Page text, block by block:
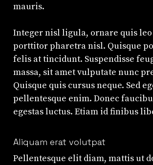
mauris.
Integer nisl ligula, ornare quis leo
porttitor pharetra nisl. Quisque
felis at tincidunt. Suspendisse
massa, sit amet vulputate nunc
Quisque quis cursus neque. Sed
pellentesque enim. Donec
egestas luctus. Etiam id finibus
Aliquam erat volutpat
Pellentesque elit diam, mattis ut